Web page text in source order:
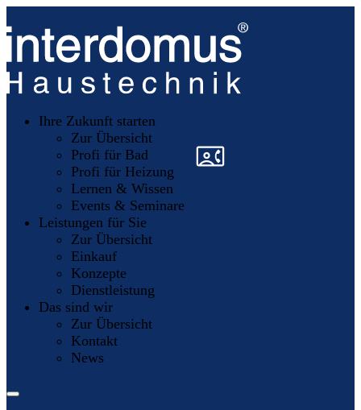
Ihre Zukunft starten
Zur Übersicht
Profi für Bad
Profi für Heizung
Lernen & Wissen
Events & Seminare
Leistungen für Sie
Zur Übersicht
Einkauf
Konzepte
Dienstleistung
Das sind wir
Zur Übersicht
Kontakt
News
»